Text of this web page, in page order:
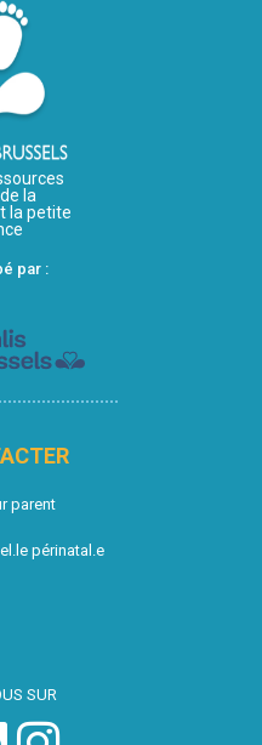
la
la petite
par :
parent
périnatal.e
SUR